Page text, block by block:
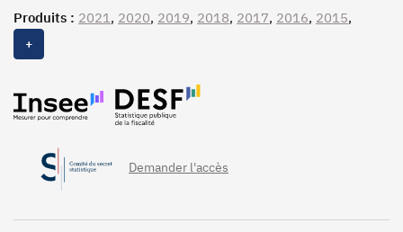
Produits : 2021, 2020, 2019, 2018, 2017, 2016, 2015,
2014
+
Demander l'accès